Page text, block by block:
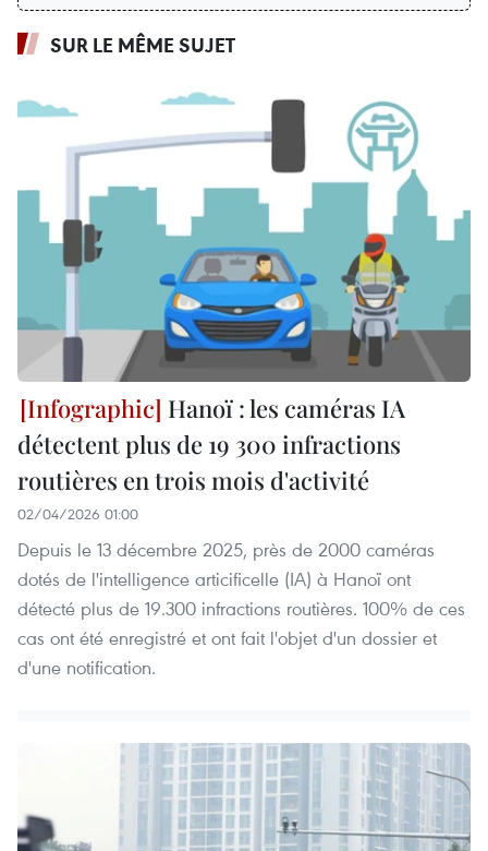
SUR LE MÊME SUJET
Hanoï : les caméras IA
détectent plus de 19 300 infractions
routières en trois mois d'activité
02/04/2026 01:00
Depuis le 13 décembre 2025, près de 2000 caméras
dotés de l'intelligence articificelle (IA) à Hanoï ont
détecté plus de 19.300 infractions routières. 100% de ces
cas ont été enregistré et ont fait l'objet d'un dossier et
d'une notification.